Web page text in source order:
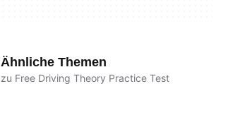
Ähnliche Themen
zu Free Driving Theory Practice Test